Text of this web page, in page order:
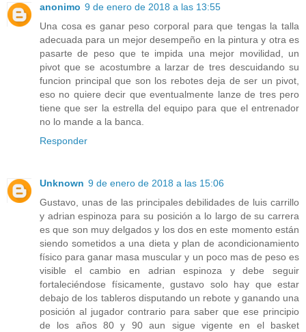
anonimo 9 de enero de 2018 a las 13:55
Una cosa es ganar peso corporal para que tengas la talla
adecuada para un mejor desempeño en la pintura y otra es
pasarte de peso que te impida una mejor movilidad, un
pivot que se acostumbre a larzar de tres descuidando su
funcion principal que son los rebotes deja de ser un pivot,
eso no quiere decir que eventualmente lanze de tres pero
tiene que ser la estrella del equipo para que el entrenador
no lo mande a la banca.
Responder
Unknown 9 de enero de 2018 a las 15:06
Gustavo, unas de las principales debilidades de luis carrillo
y adrian espinoza para su posición a lo largo de su carrera
es que son muy delgados y los dos en este momento están
siendo sometidos a una dieta y plan de acondicionamiento
físico para ganar masa muscular y un poco mas de peso es
visible el cambio en adrian espinoza y debe seguir
fortaleciéndose físicamente, gustavo solo hay que estar
debajo de los tableros disputando un rebote y ganando una
posición al jugador contrario para saber que ese principio
de los años 80 y 90 aun sigue vigente en el basket